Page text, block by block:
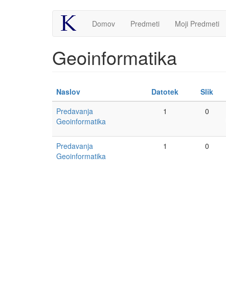
Domov Predmeti Moji Predmeti
Geoinformatika
Naslov Datotek Slik
Predavanja
Geoinformatika
1 0
Predavanja
Geoinformatika
1 0